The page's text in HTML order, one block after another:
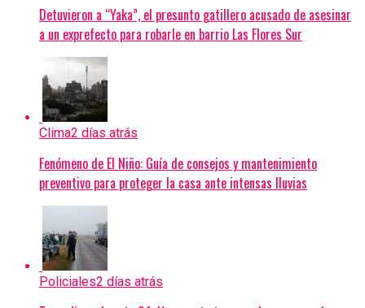
Detuvieron a “Yaka”, el presunto gatillero acusado de asesinar
a un exprefecto para robarle en barrio Las Flores Sur
Clima2 días atrás
Fenómeno de El Niño: Guía de consejos y mantenimiento
preventivo para proteger la casa ante intensas lluvias
Policiales2 días atrás